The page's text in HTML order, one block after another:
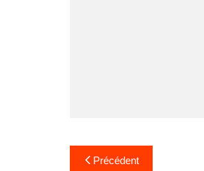
Navigation
Précédent